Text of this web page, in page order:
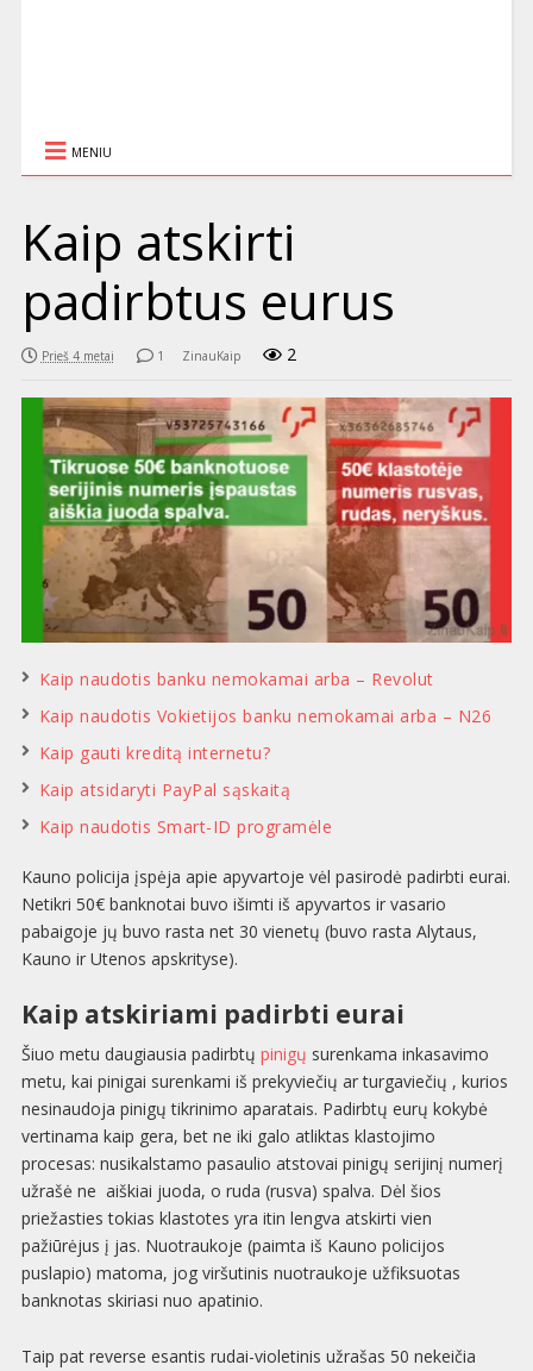
MENIU
Kaip atskirti
padirbtus eurus
Prieš 4 metai 1 ZinauKaip 2
Kaip naudotis banku nemokamai arba – Revolut
Kaip naudotis Vokietijos banku nemokamai arba – N26
Kaip gauti kreditą internetu?
Kaip atsidaryti PayPal sąskaitą
Kaip naudotis Smart-ID programėle
Kauno policija įspėja apie apyvartoje vėl pasirodė padirbti eurai.
Netikri 50€ banknotai buvo išimti iš apyvartos ir vasario
pabaigoje jų buvo rasta net 30 vienetų (buvo rasta Alytaus,
Kauno ir Utenos apskrityse).
Kaip atskiriami padirbti eurai
Šiuo metu daugiausia padirbtų pinigų surenkama inkasavimo
metu, kai pinigai surenkami iš prekyviečių ar turgaviečių , kurios
nesinaudoja pinigų tikrinimo aparatais. Padirbtų eurų kokybė
vertinama kaip gera, bet ne iki galo atliktas klastojimo
procesas: nusikalstamo pasaulio atstovai pinigų serijinį numerį
užrašė ne aiškiai juoda, o ruda (rusva) spalva. Dėl šios
priežasties tokias klastotes yra itin lengva atskirti vien
pažiūrėjus į jas. Nuotraukoje (paimta iš Kauno policijos
puslapio) matoma, jog viršutinis nuotraukoje užfiksuotas
banknotas skiriasi nuo apatinio.
Taip pat reverse esantis rudai-violetinis užrašas 50 nekeičia